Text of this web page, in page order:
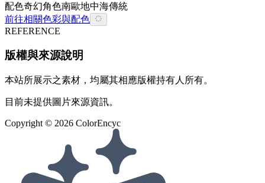
配色奇幻角色南歐地中海傳統
前往相關色彩與配色
REFERENCE
版權與來源說明
本站所展示之素材，均屬其相應版權持有人所有。
目前未提供圖片來源資訊。
Copyright © 2026 ColorEncyc